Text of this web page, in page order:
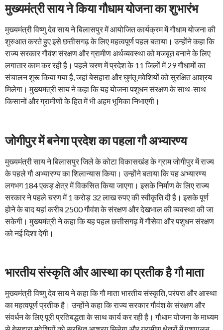
मुख्यमंत्री साय ने किया गौधाम योजना का शुभारंभ
मुख्यमंत्री विष्णु देव साय ने बिलासपुर में आयोजित कार्यक्रम में गौधाम योजना की
शुरुआत करते हुए इसे छत्तीसगढ़ के लिए महत्वपूर्ण पहल बताया। उन्होंने कहा कि
राज्य सरकार गौवंश संरक्षण और ग्रामीण अर्थव्यवस्था को मजबूत बनाने के लिए
लगातार काम कर रही है। पहले चरण में प्रदेश के 11 जिलों में 29 गौधामों का
संचालन शुरू किया गया है, जहां बेसहारा और घुमंतू मवेशियों को सुरक्षित आश्रय
मिलेगा। मुख्यमंत्री साय ने कहा कि यह योजना पशुधन संरक्षण के साथ-साथ
किसानों और ग्रामीणों के हित में भी अहम भूमिका निभाएगी।
जोगीपुर में बनेगा प्रदेश का पहला गौ अभ्यारण्य
मुख्यमंत्री साय ने बिलासपुर जिले के कोटा विकासखंड के ग्राम जोगीपुर में राज्य
के पहले गौ अभ्यारण्य का शिलान्यास किया। उन्होंने बताया कि यह अभ्यारण्य
लगभग 184 एकड़ क्षेत्र में विकसित किया जाएगा। इसके निर्माण के लिए राज्य
सरकार ने पहले चरण में 1 करोड़ 32 लाख रुपए की स्वीकृति दी है। इसके पूर्ण
होने के बाद यहां करीब 2500 गौवंश के संरक्षण और देखभाल की व्यवस्था की जा
सकेगी। मुख्यमंत्री ने कहा कि यह पहल छत्तीसगढ़ में गौसेवा और पशुधन संरक्षण
को नई दिशा देगी।
भारतीय संस्कृति और आस्था का प्रतीक है गौ माता
मुख्यमंत्री विष्णु देव साय ने कहा कि गौ माता भारतीय संस्कृति, परंपरा और आस्था
का महत्वपूर्ण प्रतीक है। उन्होंने कहा कि राज्य सरकार गौवंश के संरक्षण और
संवर्धन के लिए पूरी प्रतिबद्धता के साथ कार्य कर रही है। गौधाम योजना के माध्यम